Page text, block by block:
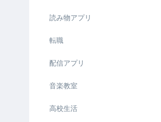
読み物アプリ
転職
配信アプリ
音楽教室
高校生活